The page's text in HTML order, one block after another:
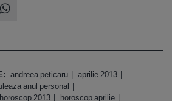
andreea peticaru
aprilie 2013
anul personal
horoscop 2013
horoscop aprilie